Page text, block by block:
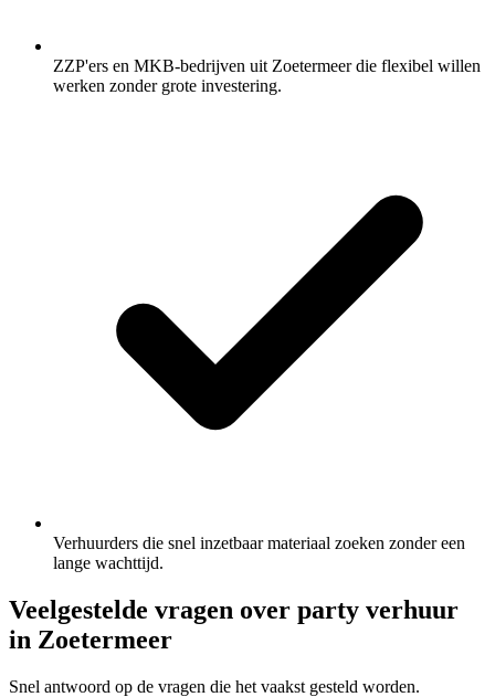
ZZP'ers en MKB-bedrijven uit Zoetermeer die flexibel willen
werken zonder grote investering.
Verhuurders die snel inzetbaar materiaal zoeken zonder een
lange wachttijd.
Veelgestelde vragen over party verhuur
in Zoetermeer
Snel antwoord op de vragen die het vaakst gesteld worden.